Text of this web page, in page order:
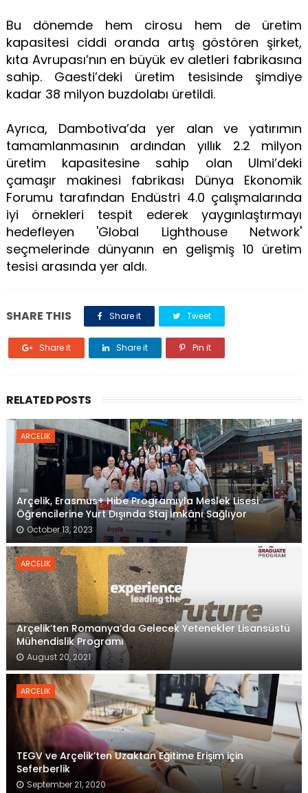
Bu dönemde hem cirosu hem de üretim
kapasitesi ciddi oranda artış göstören şirket,
kıta Avrupası’nın en büyük ev aletleri fabrikasına
sahip. Gaesti’deki üretim tesisinde şimdiye
kadar 38 milyon buzdolabı üretildi.
Ayrıca, Dambotiva’da yer alan ve yatırımın
tamamlanmasının ardından yıllık 2.2 milyon
üretim kapasitesine sahip olan Ulmi’deki
çamaşır makinesi fabrikası Dünya Ekonomik
Forumu tarafından Endüstri 4.0 çalışmalarında
iyi örnekleri tespit ederek yaygınlaştırmayı
hedefleyen 'Global Lighthouse Network'
seçmelerinde dünyanın en gelişmiş 10 üretim
tesisi arasında yer aldı.
SHARE THIS Share it Tweet
Share it Share it Pin it
RELATED POSTS
ARCELIK
Arçelik, Erasmus+ Hibe Programıyla Meslek Lisesi
Öğrencilerine Yurt Dışında Staj İmkânı Sağlıyor
October 13, 2023
ARCELIK
Arçelik’ten Romanya’da Gelecek Yetenekler Lisansüstü
Mühendislik Programı
August 20, 2021
ARCELIK
TEGV ve Arçelik’ten Uzaktan Eğitime Erişim için
Seferberlik
September 21, 2020